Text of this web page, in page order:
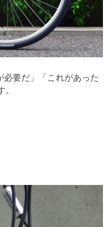
要だ」「これがあった